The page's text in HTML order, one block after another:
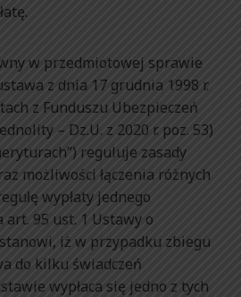
w przedmiotowej sprawie
z dnia 17 grudnia 1998 r.
z Funduszu Ubezpieczeń
– Dz.U. z 2020 r. poz. 53)
reguluje zasady
możliwości łączenia różnych
wypłaty jednego
95 ust. 1 Ustawy o
iż w przypadku zbiegu
do kilku świadczeń
wypłaca się jedno z tych